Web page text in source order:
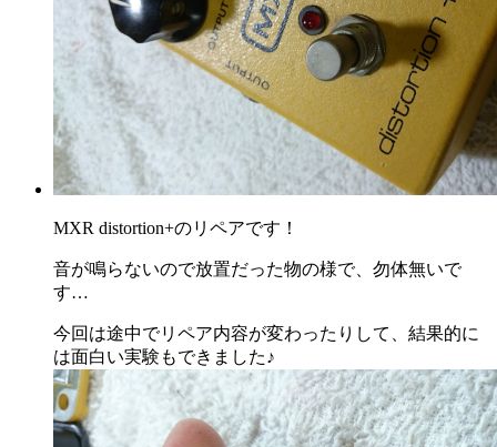
MXR distortion+のリペアです！
音が鳴らないので放置だった物の様で、勿体無いで
す…
今回は途中でリペア内容が変わったりして、結果的に
は面白い実験もできました♪